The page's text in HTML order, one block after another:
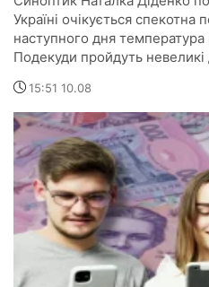
Україні очікується
наступного дня температура
Подекуди пройдуть невеликі
15:51 10.08